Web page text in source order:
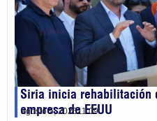
Siria inicia rehabilitación
empresa de EEUU
agosto 5, 202611:09